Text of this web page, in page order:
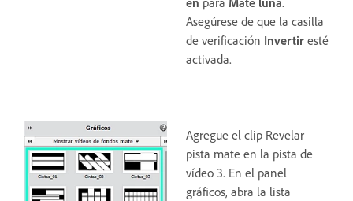
Asegúrese de que la casilla
de verificación Invertir esté
activada.
Agregue el clip Revelar
pista mate en la pista de
vídeo 3. En el panel
gráficos, abra la lista